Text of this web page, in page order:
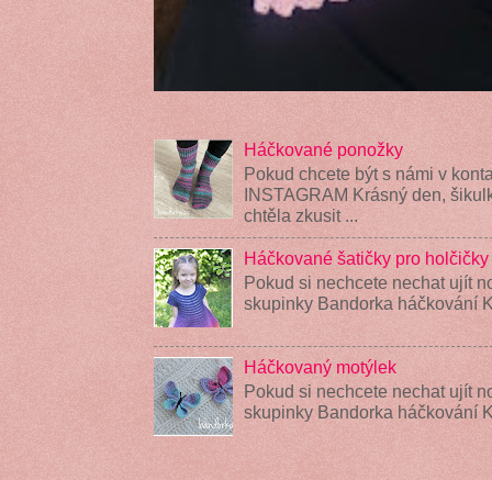
Háčkované ponožky
Pokud chcete být s námi v
INSTAGRAM Krásný den,
chtěla zkusit ...
Háčkované šatičky pro holčičky
Pokud si nechcete nechat ujít
skupinky Bandorka háčkování
Háčkovaný motýlek
Pokud si nechcete nechat ujít
skupinky Bandorka háčkování